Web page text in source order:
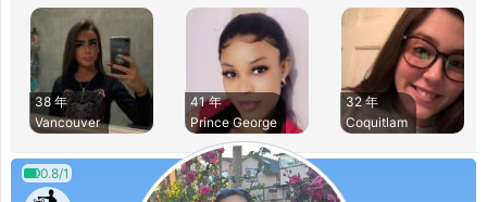
38 年
Vancouver
41 年
Prince George
32 年
Coquitlam
0.8/1